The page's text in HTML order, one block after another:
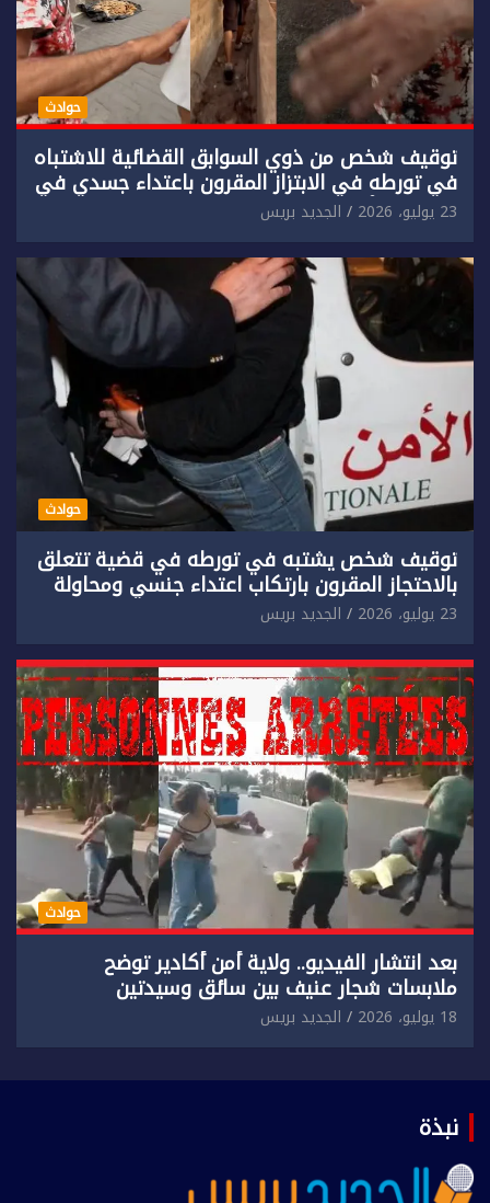
حوادث
توقيف شخص من ذوي السوابق القضائية للاشتباه
في تورطه في الابتزاز المقرون باعتداء جسدي في
حق سائح أجنبي.
23 يوليو، 2026 الجديد بريس
حوادث
توقيف شخص يشتبه في تورطه في قضية تتعلق
بالاحتجاز المقرون بارتكاب اعتداء جنسي ومحاولة
إضرام النار عمدا.
23 يوليو، 2026 الجديد بريس
حوادث
بعد انتشار الفيديو.. ولاية أمن أكادير توضح
ملابسات شجار عنيف بين سائق وسيدتين
18 يوليو، 2026 الجديد بريس
نبذة